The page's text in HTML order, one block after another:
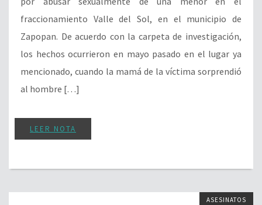
fraccionamiento Valle del Sol, en el municipio de
Zapopan. De acuerdo con la carpeta de investigación,
los hechos ocurrieron en mayo pasado en el lugar ya
mencionado, cuando la mamá de la víctima sorprendió
al hombre […]
LEER NOTA
ASESINATOS